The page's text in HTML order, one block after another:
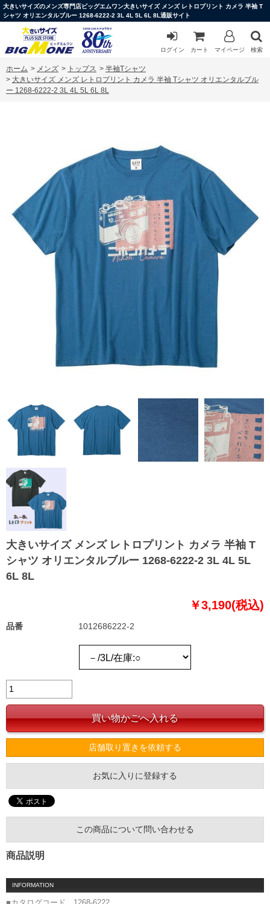
大きいサイズのメンズ専門店ビッグエムワン大きいサイズ メンズ レトロプリント カメラ 半袖 T
シャツ オリエンタルブルー 1268-6222-2 3L 4L 5L 6L 8L通販サイト
ログイン カート マイページ 検索
ホーム > メンズ > トップス > 半袖Tシャツ
> 大きいサイズ メンズ レトロプリント カメラ 半袖 Tシャツ オリエンタルブル
ー 1268-6222-2 3L 4L 5L 6L 8L
大きいサイズ メンズ レトロプリント カメラ 半袖 T
シャツ オリエンタルブルー 1268-6222-2 3L 4L 5L
6L 8L
￥3,190(税込)
品番 1012686222-2
店舗取り置きを依頼する
お気に入りに登録する
この商品について問い合わせる
商品説明
INFORMATION